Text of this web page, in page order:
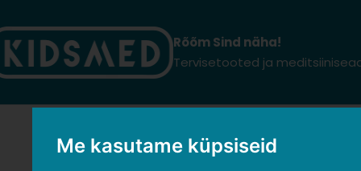
Me kasutame küpsiseid
Skip
to
Rõõm Sind näha!
Tervisetooted ja
KÕIK TOOTED MEDITSIINISEADMED